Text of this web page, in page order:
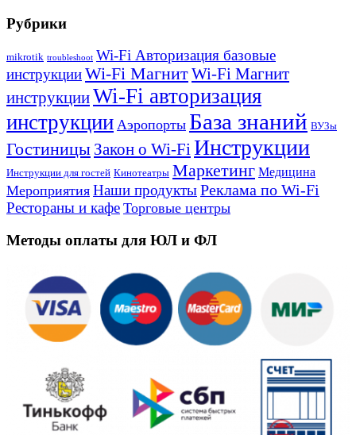
Рубрики
mikrotik troubleshoot Wi-Fi Авторизация базовые
инструкцииWi-Fi МагнитWi-Fi Магнит
инструкцииWi-Fi авторизация
инструкции Аэропорты База знаний ВУЗы
Гостиницы Закон о Wi-FiИнструкции
Инструкции для гостей Кинотеатры Маркетинг Медицина
Мероприятия Наши продуктыРеклама по Wi-Fi
Рестораны и кафе Торговые центры
Методы оплаты для ЮЛ и ФЛ